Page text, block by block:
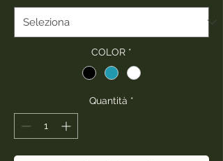
COLOR *
Quantità *